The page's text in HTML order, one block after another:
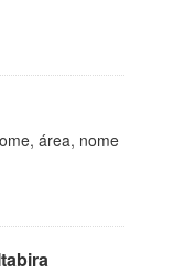
área, nome